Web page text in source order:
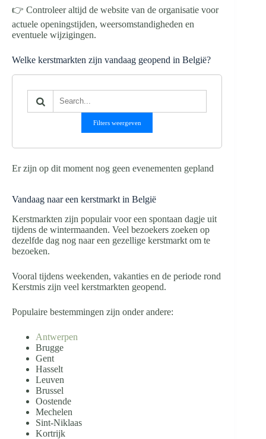
👉 Controleer altijd de website van de organisatie voor
actuele openingstijden, weersomstandigheden en
eventuele wijzigingen.
Welke kerstmarkten zijn vandaag geopend in België?
Filters weergeven
Er zijn op dit moment nog geen evenementen gepland
Vandaag naar een kerstmarkt in België
Kerstmarkten zijn populair voor een spontaan dagje uit
tijdens de wintermaanden. Veel bezoekers zoeken op
dezelfde dag nog naar een gezellige kerstmarkt om te
bezoeken.
Vooral tijdens weekenden, vakanties en de periode rond
Kerstmis zijn veel kerstmarkten geopend.
Populaire bestemmingen zijn onder andere:
Antwerpen
Brugge
Gent
Hasselt
Leuven
Brussel
Oostende
Mechelen
Sint-Niklaas
Kortrijk